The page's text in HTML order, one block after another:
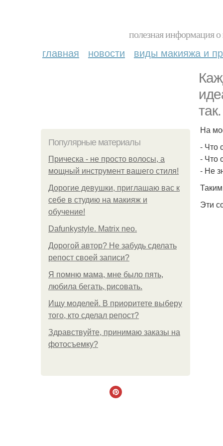
полезная информация
главная новости виды макияжа и
так.
Популярные материалы
Прическа - не просто волосы, а
мощный инструмент вашего стиля!
Дорогие девушки, приглашаю вас к
себе в студию на макияж и
обучение!
Dafunkystyle. Matrix neo.
Дорогой автор? Не забудь сделать
репост своей записи?
Я помню мама, мне было пять,
любила бегать, рисовать.
Ищу моделей. В приоритете выберу
того, кто сделал репост?
Здравствуйте, принимаю заказы на
фотосъемку?
На
- Что
- Что
- Не
Эти